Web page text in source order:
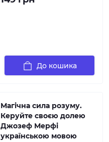
До кошика
Магічна сила розуму.
Керуйте своєю долею
Джозеф Мерфі
українською мовою